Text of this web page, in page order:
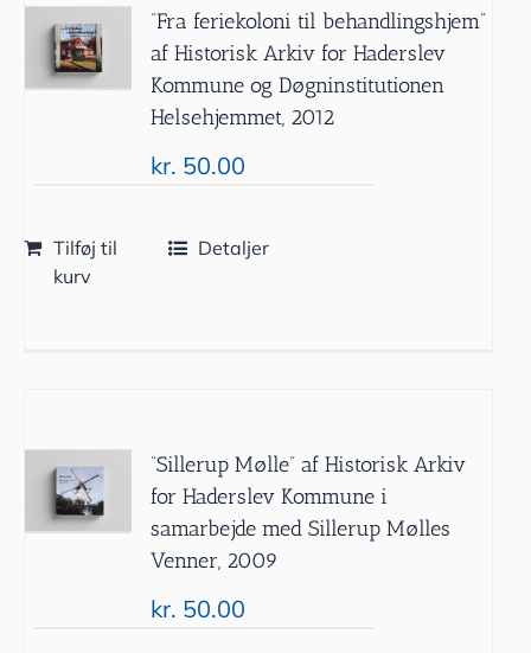
”Fra feriekoloni til behandlingshjem”
af Historisk Arkiv for Haderslev
Kommune og Døgninstitutionen
Helsehjemmet, 2012
kr. 50.00
Tilføj til
kurv
Detaljer
”Sillerup Mølle” af Historisk Arkiv
for Haderslev Kommune i
samarbejde med Sillerup Mølles
Venner, 2009
kr. 50.00